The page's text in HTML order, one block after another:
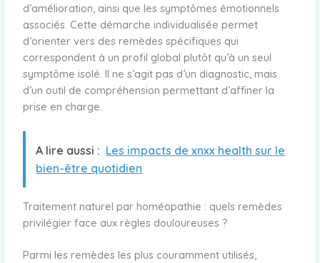
d’amélioration, ainsi que les symptômes émotionnels
associés. Cette démarche individualisée permet
d’orienter vers des remèdes spécifiques qui
correspondent à un profil global plutôt qu’à un seul
symptôme isolé. Il ne s’agit pas d’un diagnostic, mais
d’un outil de compréhension permettant d’affiner la
prise en charge.
A lire aussi : Les impacts de xnxx health sur le
bien-être quotidien
Traitement naturel par homéopathie : quels remèdes
privilégier face aux règles douloureuses ?
Parmi les remèdes les plus couramment utilisés,